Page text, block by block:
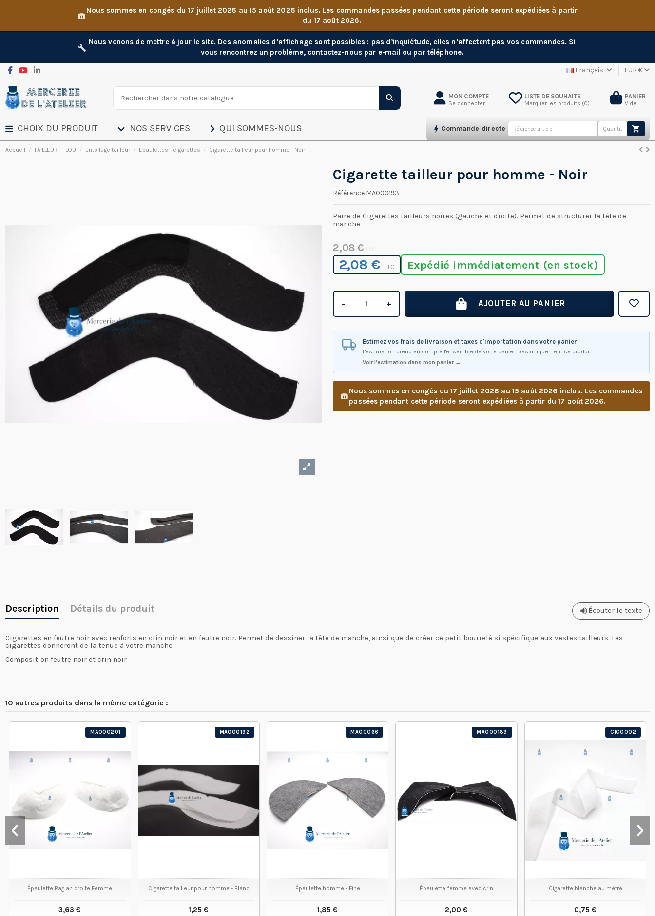
Nous sommes en congés du 17 juillet 2026 au 15 août 2026 inclus. Les commandes passées pendant cette période seront expédiées à partir
du 17 août 2026.
Nous venons de mettre à jour le site. Des anomalies d’affichage sont possibles : pas d’inquiétude, elles n’affectent pas vos commandes. Si
vous rencontrez un problème, contactez-nous par e-mail ou par téléphone.
Français EUR €
MON COMPTE
Se connecter
LISTE DE SOUHAITS
Marquer les produits (0)
PANIER
Vide
CHOIX DU PRODUIT NOS SERVICES QUI SOMMES-NOUS Commande directe
Accueil TAILLEUR - FLOU Entoilage tailleur Epaulettes - cigarettes Cigarette tailleur pour homme - Noir
Cigarette tailleur pour homme - Noir
Référence MA000193
Paire de Cigarettes tailleurs noires (gauche et droite). Permet de structurer la tête de
manche
Expédié immédiatement (en stock)
2,08 € HT
2,08 €TTC
− + AJOUTER AU PANIER
Estimez vos frais de livraison et taxes d'importation dans votre panier
L'estimation prend en compte l'ensemble de votre panier, pas uniquement ce produit.
Voir l'estimation dans mon panier →
Nous sommes en congés du 17 juillet 2026 au 15 août 2026 inclus. Les commandes
passées pendant cette période seront expédiées à partir du 17 août 2026.
Description Détails du produit Écouter le texte
Cigarettes en feutre noir avec renforts en crin noir et en feutre noir. Permet de dessiner la tête de manche, ainsi que de créer ce petit bourrelé si spécifique aux vestes tailleurs. Les
cigarettes donneront de la tenue à votre manche.
Composition feutre noir et crin noir
10 autres produits dans la même catégorie :
MA000201
Épaulette Raglan droite Femme
3,63 €
MA000192
Cigarette tailleur pour homme - Blanc
1,25 €
MA00066
Épaulette homme - Fine
1,85 €
MA000189
Épaulette femme avec crin
2,00 €
CIG0002
Cigarette blanche au mètre
0,75 €